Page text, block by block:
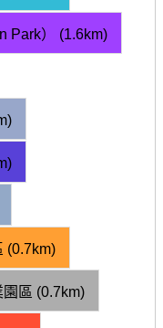
Park） (1.6km)
(0.7km)
區 (0.7km)